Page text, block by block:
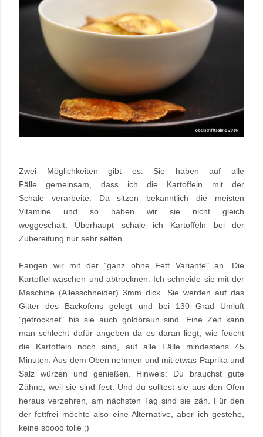
Zwei Möglichkeiten gibt es. Sie haben auf alle
Fälle gemeinsam, dass ich die Kartoffeln mit der
Schale verarbeite. Da sitzen bekanntlich die meisten
Vitamine und so haben wir sie nicht gleich
weggeschält. Überhaupt schäle ich Kartoffeln bei der
Zubereitung nur sehr selten.
Fangen wir mit der "ganz ohne Fett Variante" an. Die
Kartoffel waschen und abtrocknen. Ich schneide sie mit der
Maschine (Allesschneider) 3mm dick. Sie werden auf das
Gitter des Backofens gelegt und bei 130 Grad Umluft
"getrocknet" bis sie auch goldbraun sind. Eine Zeit kann
man schlecht dafür angeben da es daran liegt, wie feucht
die Kartoffeln noch sind, auf alle Fälle mindestens 45
Minuten. Aus dem Oben nehmen und mit etwas Paprika und
Salz würzen und genießen. Hinweis: Du brauchst gute
Zähne, weil sie sind fest. Und du solltest sie aus den Ofen
heraus verzehren, am nächsten Tag sind sie zäh. Für den
der fettfrei möchte also eine Alternative, aber ich gestehe,
keine soooo tolle ;)